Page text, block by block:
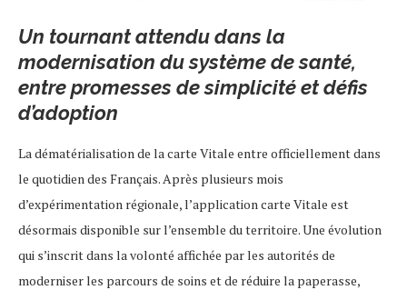
Un tournant attendu dans la
modernisation du système de santé,
entre promesses de simplicité et défis
d’adoption
La dématérialisation de la carte Vitale entre officiellement dans
le quotidien des Français. Après plusieurs mois
d’expérimentation régionale, l’application carte Vitale est
désormais disponible sur l’ensemble du territoire. Une évolution
qui s’inscrit dans la volonté affichée par les autorités de
moderniser les parcours de soins et de réduire la paperasse,